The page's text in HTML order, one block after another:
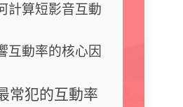
計算短影音互動
互動率的核心因
常犯的互動率